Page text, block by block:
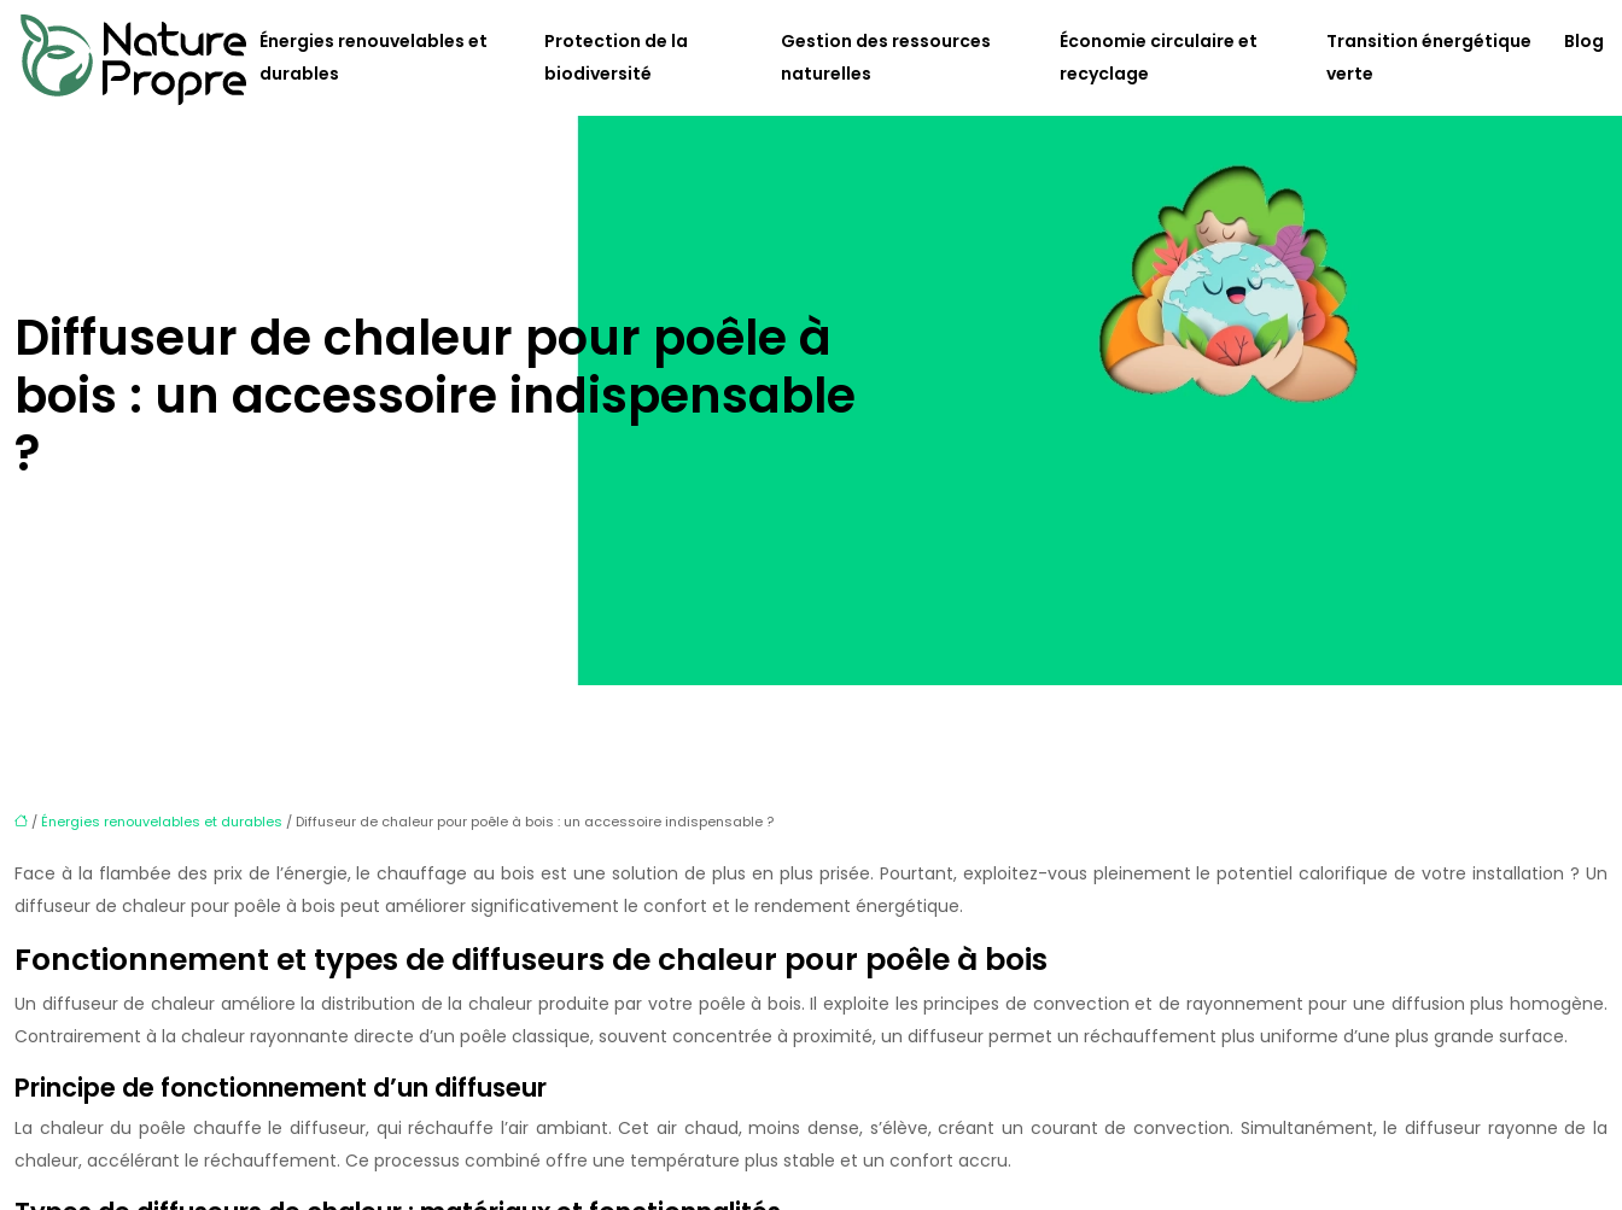
Énergies renouvelables et
durables
Protection de la
biodiversité
Gestion des ressources
naturelles
Économie circulaire et
recyclage
Transition énergétique
verte
Blog
Diffuseur de chaleur pour poêle à
bois : un accessoire indispensable
?
/Énergies renouvelables et durables / Diffuseur de chaleur pour poêle à bois : un accessoire indispensable ?
Face à la flambée des prix de l’énergie, le chauffage au bois est une solution de plus en plus prisée. Pourtant, exploitez-vous pleinement le potentiel calorifique de votre installation ? Un
diffuseur de chaleur pour poêle à bois peut améliorer significativement le confort et le rendement énergétique.
Fonctionnement et types de diffuseurs de chaleur pour poêle à bois
Un diffuseur de chaleur améliore la distribution de la chaleur produite par votre poêle à bois. Il exploite les principes de convection et de rayonnement pour une diffusion plus homogène.
Contrairement à la chaleur rayonnante directe d’un poêle classique, souvent concentrée à proximité, un diffuseur permet un réchauffement plus uniforme d’une plus grande surface.
Principe de fonctionnement d’un diffuseur
La chaleur du poêle chauffe le diffuseur, qui réchauffe l’air ambiant. Cet air chaud, moins dense, s’élève, créant un courant de convection. Simultanément, le diffuseur rayonne de la
chaleur, accélérant le réchauffement. Ce processus combiné offre une température plus stable et un confort accru.